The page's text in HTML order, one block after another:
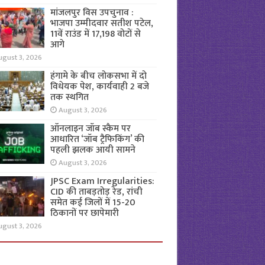
मांजलपुर विस उपचुनाव :
भाजपा उम्मीदवार सतीश पटेल,
11वें राउंड में 17,198 वोटों से
आगे
3, 2026
हंगामे के बीच लोकसभा में दो
विधेयक पेश, कार्यवाही 2 बजे
तक स्थगित
August 3, 2026
ऑनलाइन जॉब स्कैम पर
आधारित ‘जॉब ट्रैफिकिंग’ की
पहली झलक आयी सामने
August 3, 2026
JPSC Exam Irregularities:
CID की ताबड़तोड़ रेड, रांची
समेत कई जिलों में 15-20
ठिकानों पर छापेमारी
3, 2026